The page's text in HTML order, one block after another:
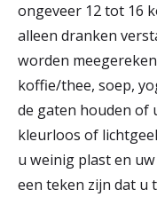
ongeveer 12 tot 16
alleen dranken
worden
koffie/thee, soep,
de gaten houden of
kleurloos of
u weinig plast en
een teken zijn dat u